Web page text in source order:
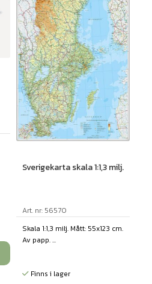
Sverigekarta skala 1:1,3 milj.
Art. nr: 56570
Skala 1:1,3 milj. Mått: 55x123 cm.
Av papp. ...
Finns i lager